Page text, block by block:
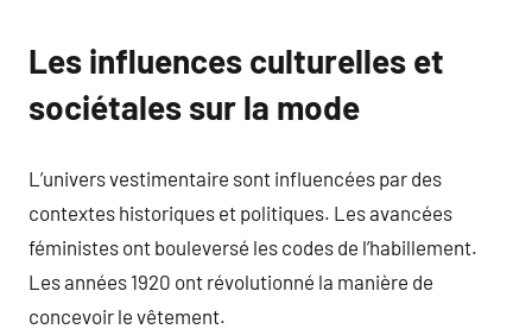
Les influences culturelles et
sociétales sur la mode
L’univers vestimentaire sont influencées par des
contextes historiques et politiques. Les avancées
féministes ont bouleversé les codes de l’habillement.
Les années 1920 ont révolutionné la manière de
concevoir le vêtement.